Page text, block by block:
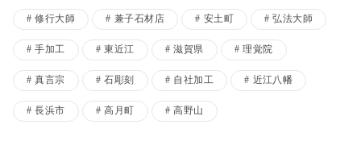
修行大師 兼子石材店 安土町 弘法大師
手加工 東近江 滋賀県 理覚院
真言宗 石彫刻 自社加工 近江八幡
長浜市 高月町 高野山